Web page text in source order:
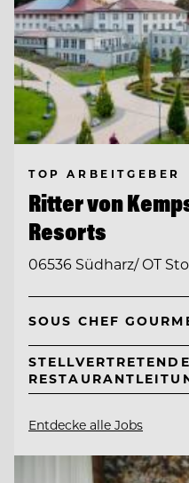
TOP ARBEITGEBER
Ritter von
Resorts
06536 Südharz/ OT
SOUS CHEF
STELLVERTRETENDE
Entdecke alle Jobs